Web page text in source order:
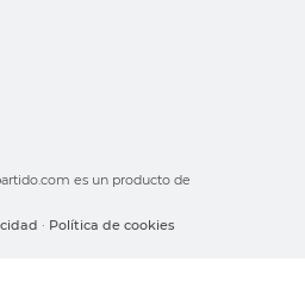
es un producto de
· Política de cookies